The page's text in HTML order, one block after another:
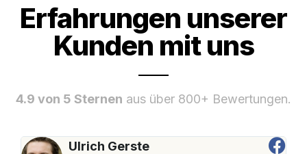
Erfahrungen unserer
Kunden mit uns
4.9 von 5 Sternen aus über 800+ Bewertungen.
Ulrich Gerste